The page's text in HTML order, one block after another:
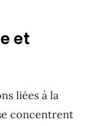
et
liées à la
concentrent